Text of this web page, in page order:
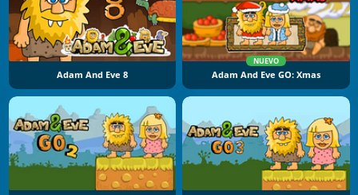
Adam And Eve 8
NUEVO
Adam And Eve GO: Xmas